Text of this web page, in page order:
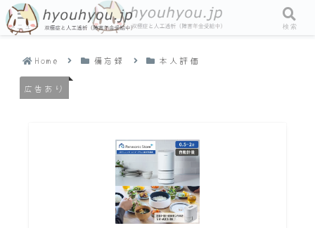
Home 備忘録 本人評価
広告あり
メニュー 検索